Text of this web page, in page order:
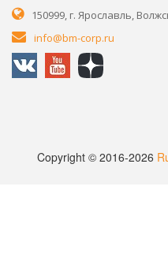
150999, г. Ярославль,
info@bm-corp.ru
Copyright © 2016-2026